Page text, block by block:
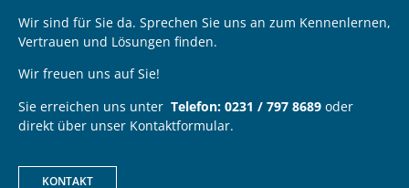
Wir sind für Sie da. Sprechen Sie uns an zum Kennenlernen,
Vertrauen und Lösungen finden.
Wir freuen uns auf Sie!
Sie erreichen uns unter Telefon: 0231 / 797 8689 oder
direkt über unser Kontaktformular.
KONTAKT